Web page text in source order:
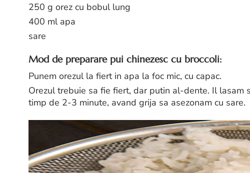
250 g orez cu bobul lung
400 ml apa
sare
Mod de preparare pui chinezesc cu broccoli:
Punem orezul la fiert in apa la foc mic, cu capac.
Orezul trebuie sa fie fiert, dar putin al-dente. Il lasam
timp de 2-3 minute, avand grija sa asezonam cu sare.